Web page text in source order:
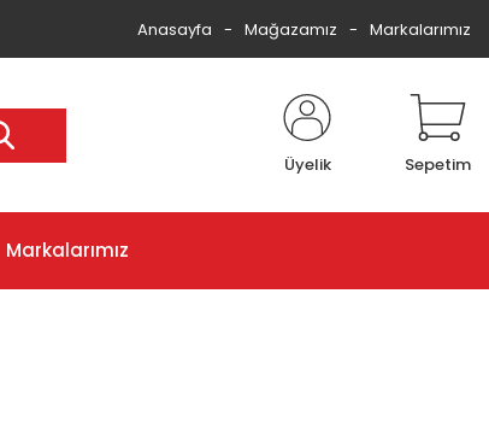
Anasayfa Mağazamız Markalarımız
Üyelik Sepetim
Markalarımız